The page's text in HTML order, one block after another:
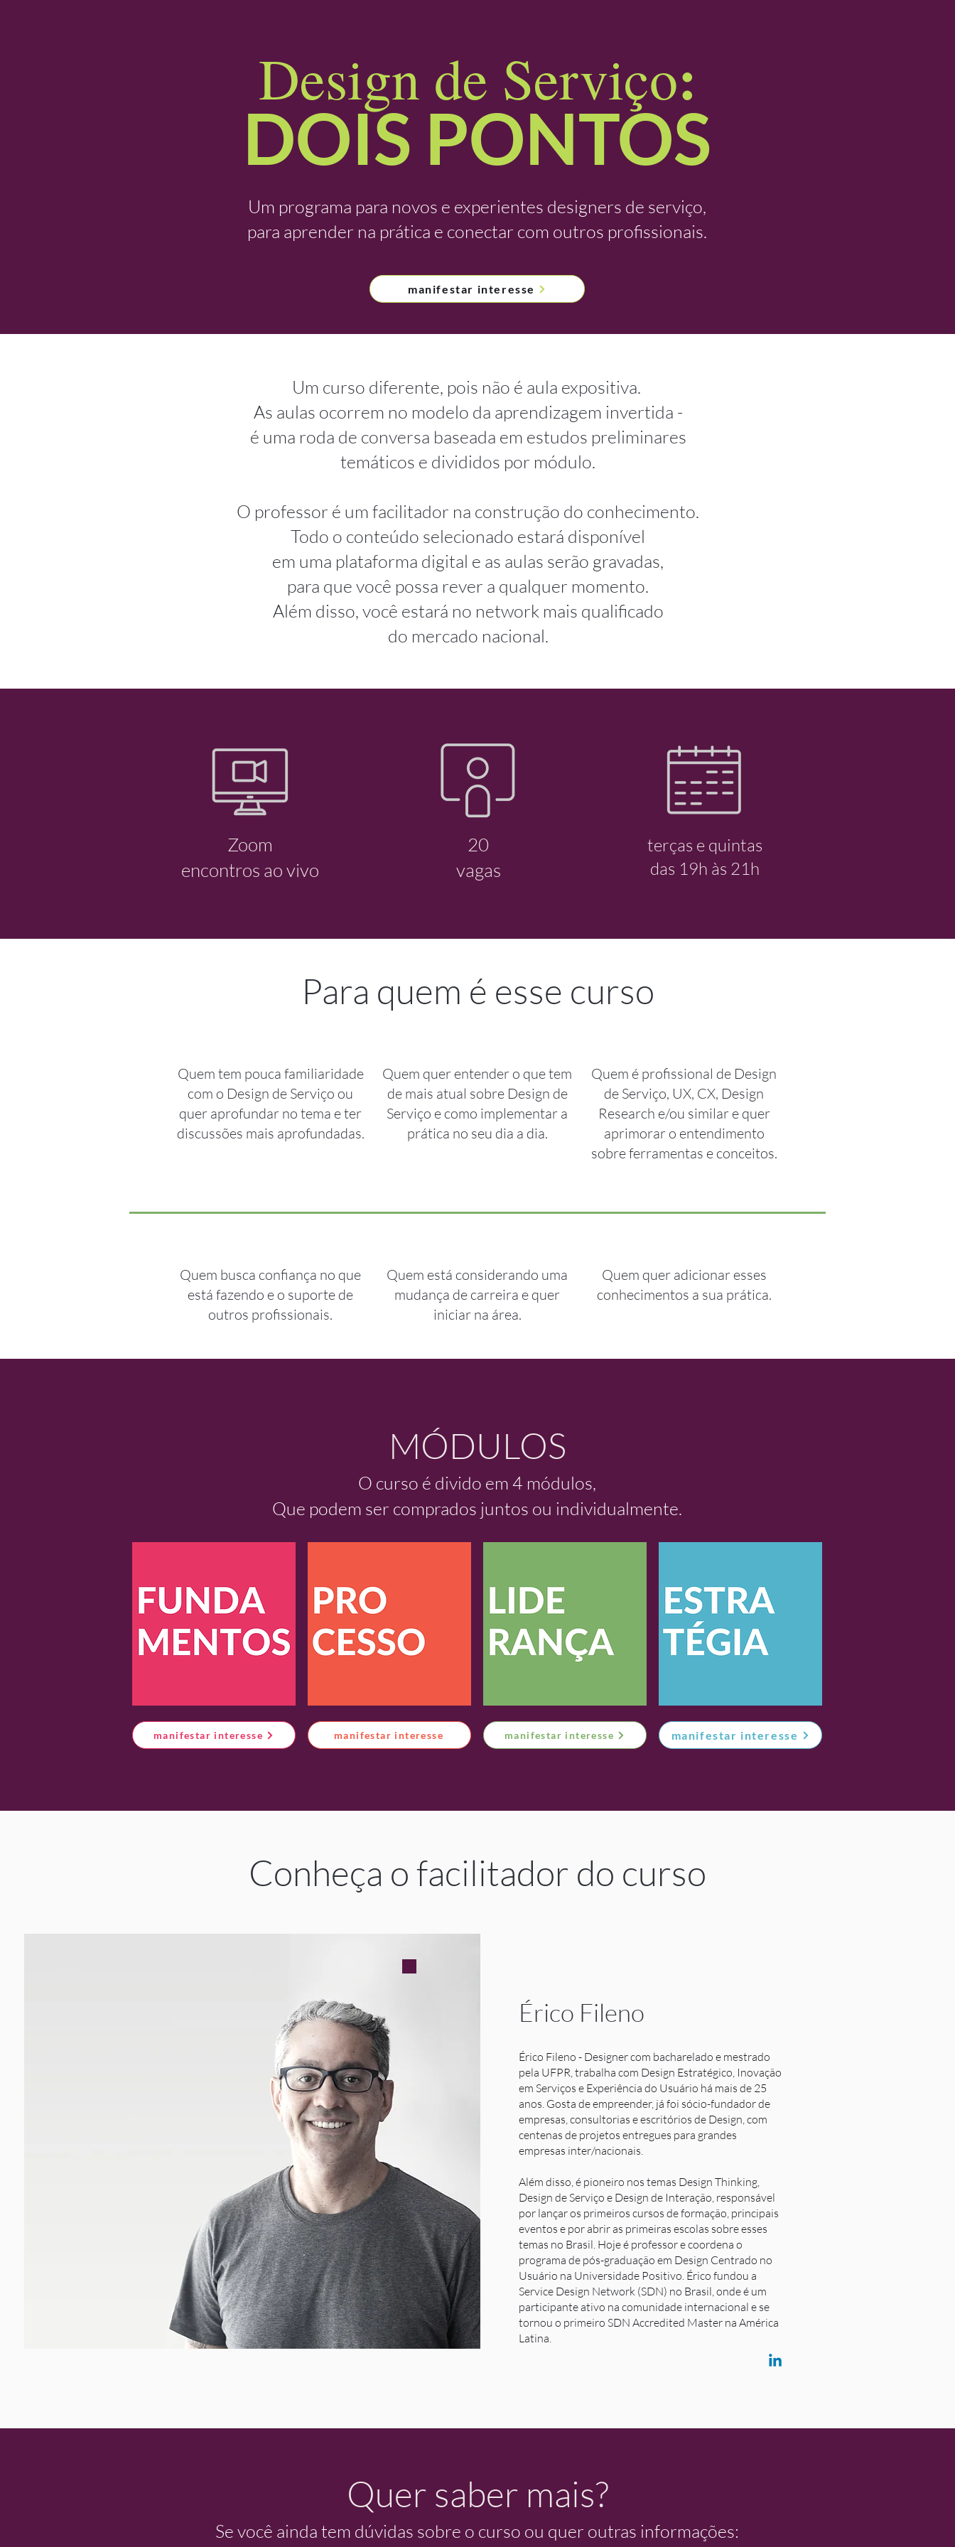
Design de Serviço:
DOIS PONTOS
Um programa para novos e experientes designers de serviço,
para aprender na prática e conectar com outros profissionais.
manifestar interesse
Um curso diferente, pois não é aula expositiva.
As aulas ocorrem no modelo da aprendizagem invertida -
é uma roda de conversa baseada em estudos preliminares
temáticos e divididos por módulo.
O professor é um facilitador na construção do conhecimento.
Todo o conteúdo selecionado estará disponível
em uma plataforma digital e as aulas serão gravadas,
para que você possa rever a qualquer momento.
Além disso, você estará no network mais qualificado
do mercado nacional.
Zoom
encontros ao vivo
20
vagas
terças e quintas
das 19h às 21h
Para quem é esse curso
Quem tem pouca familiaridade
com o Design de Serviço ou
quer aprofundar no tema e ter
discussões mais aprofundadas.
Quem quer entender o que tem
de mais atual sobre Design de
Serviço e como implementar a
prática no seu dia a dia.
Quem é profissional de Design
de Serviço, UX, CX, Design
Research e/ou similar e quer
aprimorar o entendimento
sobre ferramentas e conceitos.
Quem busca confiança no que
está fazendo e o suporte de
outros profissionais.
Quem está considerando uma
mudança de carreira e quer
iniciar na área.
Quem quer adicionar esses
conhecimentos a sua prática.
MÓDULOS
O curso é divido em 4 módulos,
Que podem ser comprados juntos ou individualmente.
manifestar interesse manifestar interesse manifestar interesse manifestar interesse
Conheça o facilitador do curso
​Érico Fileno
Érico Fileno - Designer com bacharelado e mestrado
pela UFPR, trabalha com Design Estratégico, Inovação
em Serviços e Experiência do Usuário há mais de 25
anos. Gosta de empreender, já foi sócio-fundador de
empresas, consultorias e escritórios de Design, com
centenas de projetos entregues para grandes
empresas inter/nacionais.
Além disso, é pioneiro nos temas Design Thinking,
Design de Serviço e Design de Interação, responsável
por lançar os primeiros cursos de formação, principais
eventos e por abrir as primeiras escolas sobre esses
temas no Brasil. Hoje é professor e coordena o
programa de pós-graduação em Design Centrado no
Usuário na Universidade Positivo. Érico fundou a
Service Design Network (SDN) no Brasil, onde é um
participante ativo na comunidade internacional e se
tornou o primeiro SDN Accredited Master na América
Latina.
Quer saber mais?
Se você ainda tem dúvidas sobre o curso ou quer outras informações: